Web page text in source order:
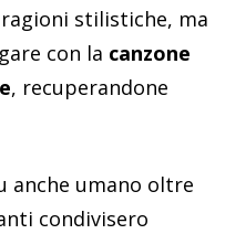
stilistiche, ma
con la canzone
, recuperandone
anche umano oltre
condivisero